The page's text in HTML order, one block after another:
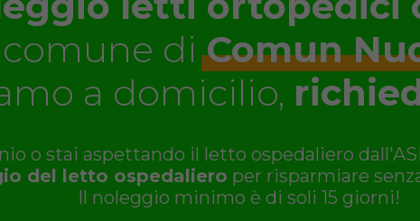
comune diComun
a domicilio,
o stai aspettando il letto ospedaliero
del letto ospedaliero per risparmiare
Il noleggio minimo è di soli 15 giorni!